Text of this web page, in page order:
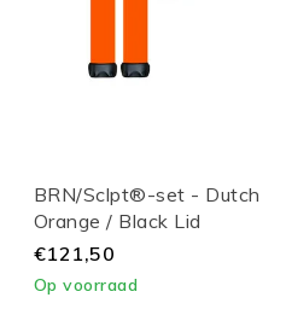
BRN/Sclpt®-set - Dutch
Orange / Black Lid
€121,50
Op voorraad